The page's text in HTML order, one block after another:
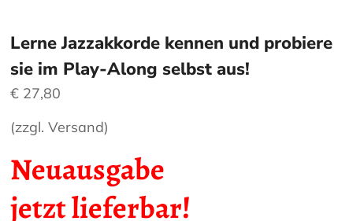
Lerne Jazzakkorde kennen und probiere
sie im Play-Along selbst aus!
€ 27,80
(zzgl. Versand)
Neuausgabe
jetzt lieferbar!